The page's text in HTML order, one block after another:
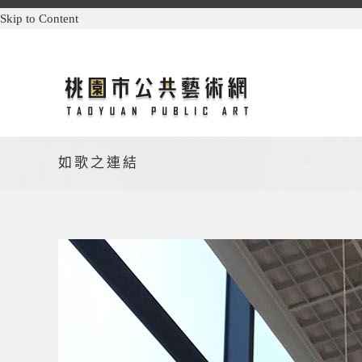
Skip to Content
如歌之連結